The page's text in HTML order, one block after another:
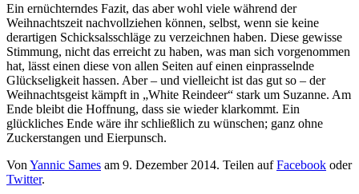
Ein ernüchterndes Fazit, das aber wohl viele während der
Weihnachtszeit nachvollziehen können, selbst, wenn sie keine
derartigen Schicksalsschläge zu verzeichnen haben. Diese gewisse
Stimmung, nicht das erreicht zu haben, was man sich vorgenommen
hat, lässt einen diese von allen Seiten auf einen einprasselnde
Glückseligkeit hassen. Aber – und vielleicht ist das gut so – der
Weihnachtsgeist kämpft in „White Reindeer“ stark um Suzanne. Am
Ende bleibt die Hoffnung, dass sie wieder klarkommt. Ein
glückliches Ende wäre ihr schließlich zu wünschen; ganz ohne
Zuckerstangen und Eierpunsch.
Von Yannic Sames am 9. Dezember 2014. Teilen aufFacebook oder
Twitter.